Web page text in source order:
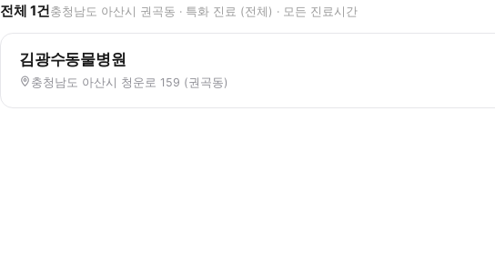
전체 1건충청남도 아산시 권곡동 · 특화 진료 (전체) · 모든 진료시간
김광수동물병원
충청남도 아산시 청운로 159 (권곡동)